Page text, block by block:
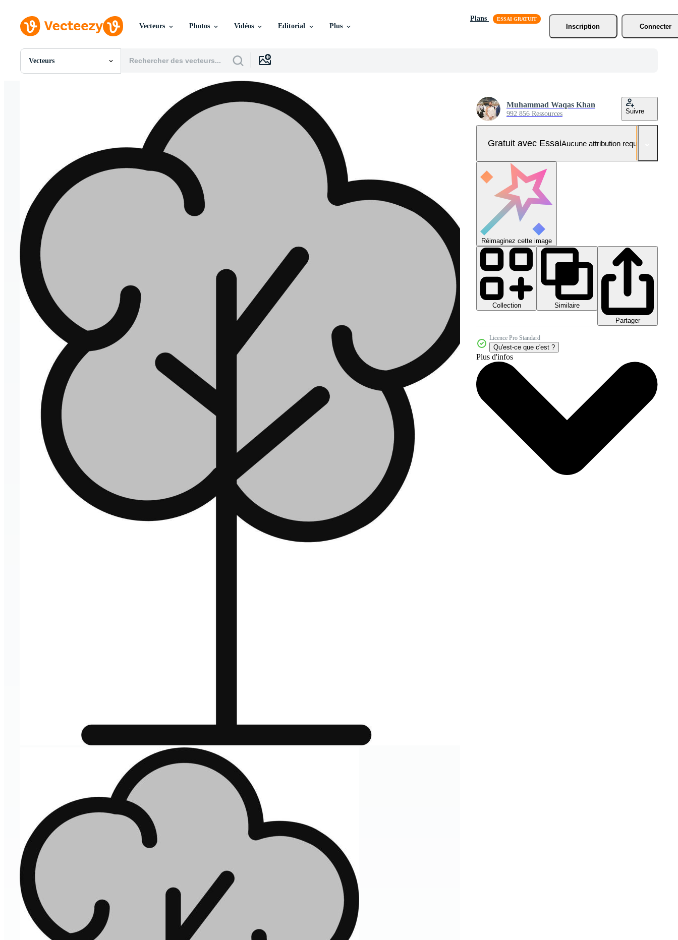
Vecteurs Photos Vidéos Editorial Plus
Plans
Inscription
Connecter
Vecteurs
Toutes Images
Motion graphics
Images Éditoriales
Événements Éditoriaux
Muhammad Waqas Khan
992 856 Ressources Suivre
Gratuit avec EssaiAucune attribution requise
Réimaginez cette image
Collection
Similaire
Partager
Licence Pro Standard
Qu'est-ce que c'est ?
Plus d'infos